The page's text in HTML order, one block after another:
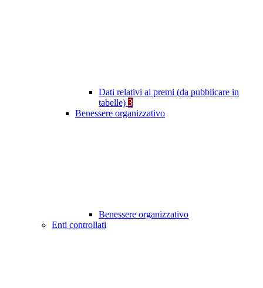
Dati relativi ai premi (da pubblicare in
tabelle) 3
Benessere organizzativo
Benessere organizzativo
Enti controllati